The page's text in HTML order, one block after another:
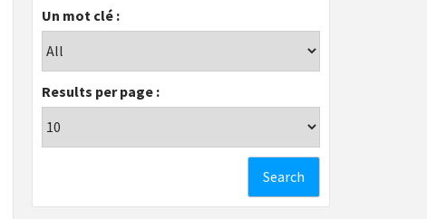
Un mot clé :
Results per page :